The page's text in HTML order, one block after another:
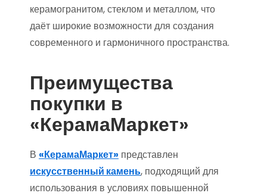
керамогранитом, стеклом и металлом, что
даёт широкие возможности для создания
современного и гармоничного пространства.
Преимущества
покупки в
«КерамаМаркет»
В «КерамаМаркет» представлен
искусственный камень, подходящий для
использования в условиях повышенной